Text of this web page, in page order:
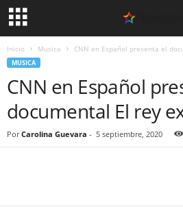
Inicio Musica CNN en Español presenta el
MUSICA
CNN en Español
documental El rey
Por Carolina Guevara - 5 septiembre, 2020